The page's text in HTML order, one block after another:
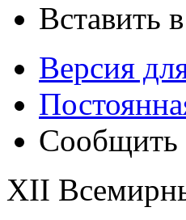
Вставить
Версия
Сообщить
XII